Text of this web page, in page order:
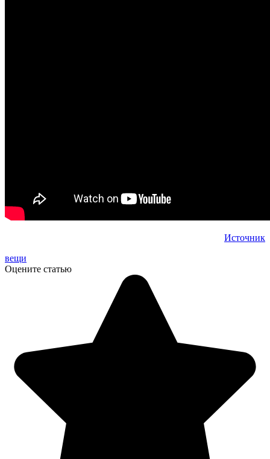
Источник
вещи
Оцените статью